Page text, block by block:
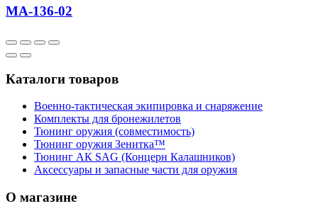
МА-136-02
Каталоги товаров
Военно-тактическая экипировка и снаряжение
Комплекты для бронежилетов
Тюнинг оружия (совместимость)
Тюнинг оружия Зенитка™
Тюнинг АК SAG (Концерн Калашников)
Аксессуары и запасные части для оружия
О магазине